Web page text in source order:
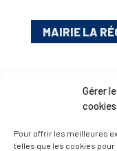
Gérer
cookies
Pour offrir les meilleures
telles que les cookies
MAIRIE LA